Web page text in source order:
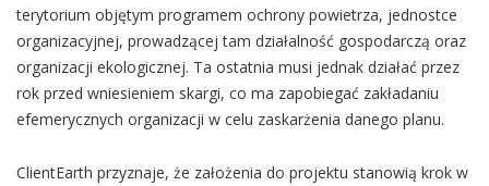
terytorium objętym programem ochrony powietrza, jednostce
organizacyjnej, prowadzącej tam działalność gospodarczą oraz
organizacji ekologicznej. Ta ostatnia musi jednak działać przez
rok przed wniesieniem skargi, co ma zapobiegać zakładaniu
efemerycznych organizacji w celu zaskarżenia danego planu.
ClientEarth przyznaje, że założenia do projektu stanowią krok w